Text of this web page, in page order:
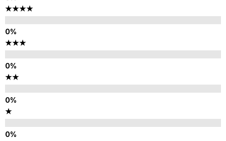
★★★★
★★★
★★
★